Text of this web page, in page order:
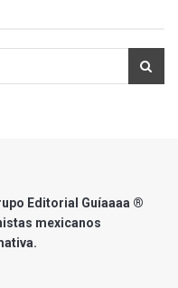
Editorial Guíaaaa ®
mexicanos